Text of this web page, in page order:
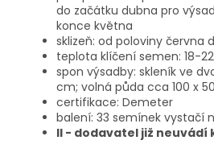
do začátku dubna pro
konce května
sklizeň: od poloviny června
teplota klíčení semen: 18-
spon výsadby: skleník ve
cm; volná půda cca 100 x
certifikace: Demeter
balení: 33 semínek vystačí
II - dodavatel již neuvádí